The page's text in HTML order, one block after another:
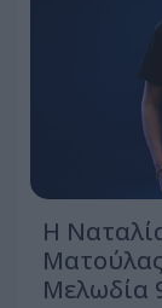
Η
Μελωδία